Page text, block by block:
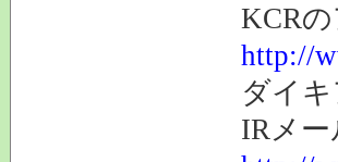
KCR
http://
ダイ
IRメ